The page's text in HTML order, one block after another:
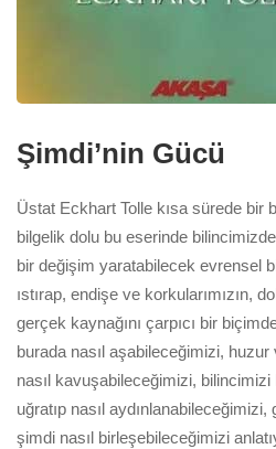
Şimdi’nin Gücü
Üstat Eckhart Tolle kısa sürede bir
bilgelik dolu bu eserinde
bir değişim yaratabilecek evrensel
ıstırap, endişe ve korkularımızın,
gerçek kaynağını çarpıcı bir
burada nasıl aşabileceğimizi,
nasıl kavuşabileceğimizi,
uğratıp nasıl aydınlanabileceğimizi,
şimdi nasıl birleşebileceğimizi